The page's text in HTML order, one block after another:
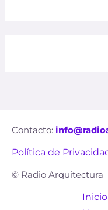
Contacto:
Política de
© Radio Arquitectura
Inicio